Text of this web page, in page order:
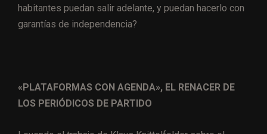
habitantes puedan salir adelante, y puedan hacerlo con
garantías de independencia?
«PLATAFORMAS CON AGENDA», EL RENACER DE
LOS PERIÓDICOS DE PARTIDO